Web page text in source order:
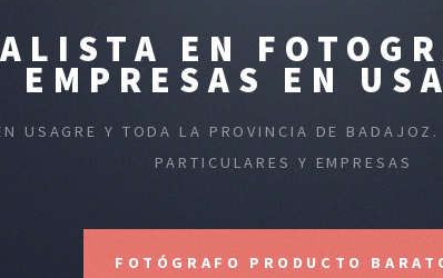
EN
EMPRESAS EN
USAGRE Y TODA LA PROVINCIA DE
PARTICULARES Y EMPRESAS
FOTÓGRAFO PRODUCTO